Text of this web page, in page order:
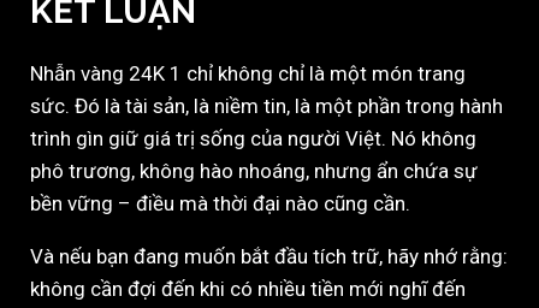
KẾT LUẬN
Nhẫn vàng 24K 1 chỉ không chỉ là một món trang
sức. Đó là tài sản, là niềm tin, là một phần trong hành
trình gìn giữ giá trị sống của người Việt. Nó không
phô trương, không hào nhoáng, nhưng ẩn chứa sự
bền vững – điều mà thời đại nào cũng cần.
Và nếu bạn đang muốn bắt đầu tích trữ, hãy nhớ rằng:
không cần đợi đến khi có nhiều tiền mới nghĩ đến